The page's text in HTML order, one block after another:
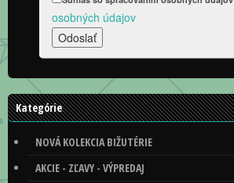
osobných údajov
Kategórie
NOVÁ KOLEKCIA BIŽUTÉRIE
AKCIE - ZĽAVY - VÝPREDAJ